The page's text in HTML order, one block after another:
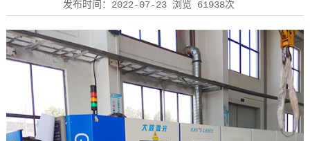
发布时间： 2022-07-23浏览 61938次